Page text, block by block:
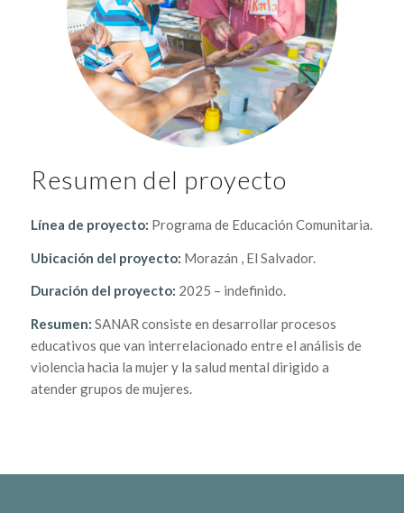
Resumen del proyecto
Línea de proyecto: Programa de Educación Comunitaria.
Ubicación del proyecto: Morazán , El Salvador.
Duración del proyecto: 2025 – indefinido.
Resumen: SANAR consiste en desarrollar procesos
educativos que van interrelacionado entre el análisis de
violencia hacia la mujer y la salud mental dirigido a
atender grupos de mujeres.